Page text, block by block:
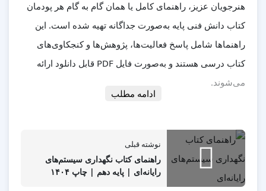
هنرجویان عزیز، راهنمای کامل یا همانگام به گام هر پودمان
کتاب دانش فنی پایه به‌صورت جداگانه تهیه شده است. این
راهنماها شامل پاسخ فعالیت‌ها، پژوهش‌ها و کنجکاوی‌های
کتاب درسی هستند و به‌صورت فایل PDF قابل دانلود ارائه
می‌شوند.
📎مشاهده و خرید راهنمای پودمان اول
✅ پودمان دوم: اینترنت و رایانش ابری
ادامه مطلب
نوشته قبلی
راهنمای کتاب نگهداری سیستم‌های
رایانه‌ای | پایه دهم | چاپ ۱۴۰۴